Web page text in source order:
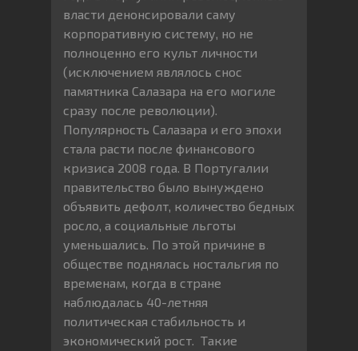
власти денонсировали саму
корпоративную систему, но не
полноценно его культ личности
(исключением являлось снос
памятника Салазара на его могиле
сразу после революции).
Популярность Салазара и его эпохи
стала расти после финансового
кризиса 2008 года. В Португалии
правительство было вынуждено
объявить дефолт, количество бедных
росло, а социальные льготы
уменьшались. По этой причине в
обществе поднялась ностальгия по
временам, когда в стране
наблюдалась 40-летняя
политическая стабильность и
экономический рост. Такие